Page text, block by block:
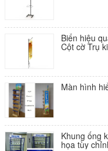
Biển hiệu
Cột cờ Trụ
Màn hình
Khung ống
họa tùy